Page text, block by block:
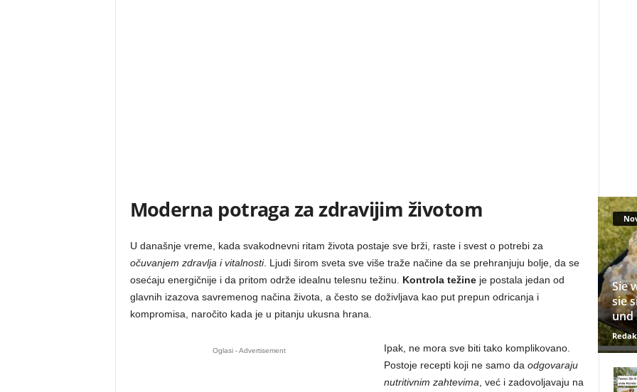
Moderna potraga za zdravijim životom
U današnje vreme, kada svakodnevni ritam života postaje sve brži, raste i svest o potrebi za
očuvanjem zdravlja i vitalnosti. Ljudi širom sveta sve više traže načine da se prehranjuju bolje, da se
osećaju energičnije i da pritom održe idealnu telesnu težinu. Kontrola težineje postala jedan od
glavnih izazova savremenog načina života, a često se doživljava kao put prepun odricanja i
kompromisa, naročito kada je u pitanju ukusna hrana.
Oglasi - Advertisement
Ipak, ne mora sve biti tako komplikovano.
Postoje recepti koji ne samo da odgovaraju
nutritivnim zahtevima , već i zadovoljavaju na
Sie
sie
und